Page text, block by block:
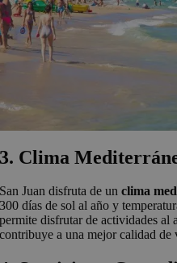
3. Clima
San Juan disfruta de unclima
300 días de sol al año y
permite disfrutar de actividades al
contribuye a una mejor calidad de